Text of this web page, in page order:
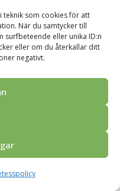
teknik som cookies för att
När du samtycker till
surfbeteende eller unika ID:n
eller om du återkallar ditt
negativt.